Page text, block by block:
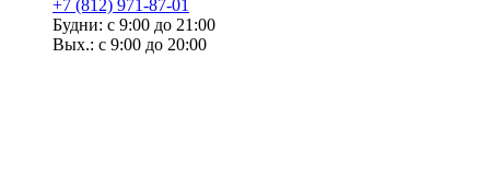
+7 (812) 971-87-01
Будни: с 9:00 до 21:00
Вых.: с 9:00 до 20:00